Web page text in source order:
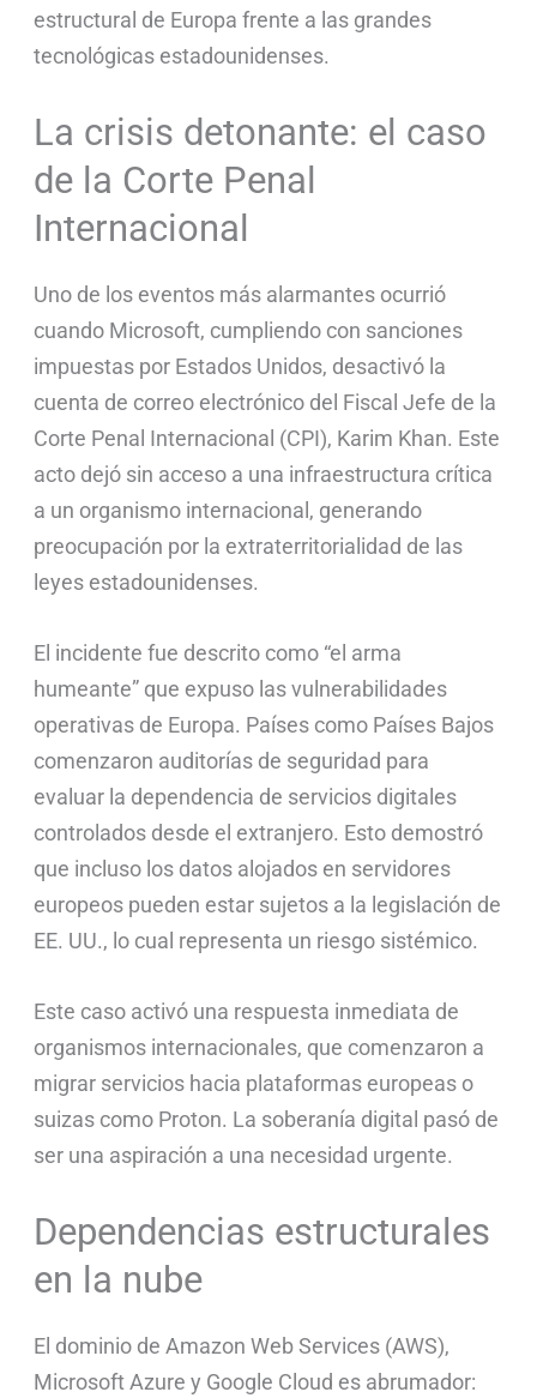
estructural de Europa frente a las grandes
tecnológicas estadounidenses.
La crisis detonante: el caso
de la Corte Penal
Internacional
Uno de los eventos más alarmantes ocurrió
cuando Microsoft, cumpliendo con sanciones
impuestas por Estados Unidos, desactivó la
cuenta de correo electrónico del Fiscal Jefe de la
Corte Penal Internacional (CPI), Karim Khan. Este
acto dejó sin acceso a una infraestructura crítica
a un organismo internacional, generando
preocupación por la extraterritorialidad de las
leyes estadounidenses.
El incidente fue descrito como “el arma
humeante” que expuso las vulnerabilidades
operativas de Europa. Países como Países Bajos
comenzaron auditorías de seguridad para
evaluar la dependencia de servicios digitales
controlados desde el extranjero. Esto demostró
que incluso los datos alojados en servidores
europeos pueden estar sujetos a la legislación de
EE. UU., lo cual representa un riesgo sistémico.
Este caso activó una respuesta inmediata de
organismos internacionales, que comenzaron a
migrar servicios hacia plataformas europeas o
suizas como Proton. La soberanía digital pasó de
ser una aspiración a una necesidad urgente.
Dependencias estructurales
en la nube
El dominio de Amazon Web Services (AWS),
Microsoft Azure y Google Cloud es abrumador: